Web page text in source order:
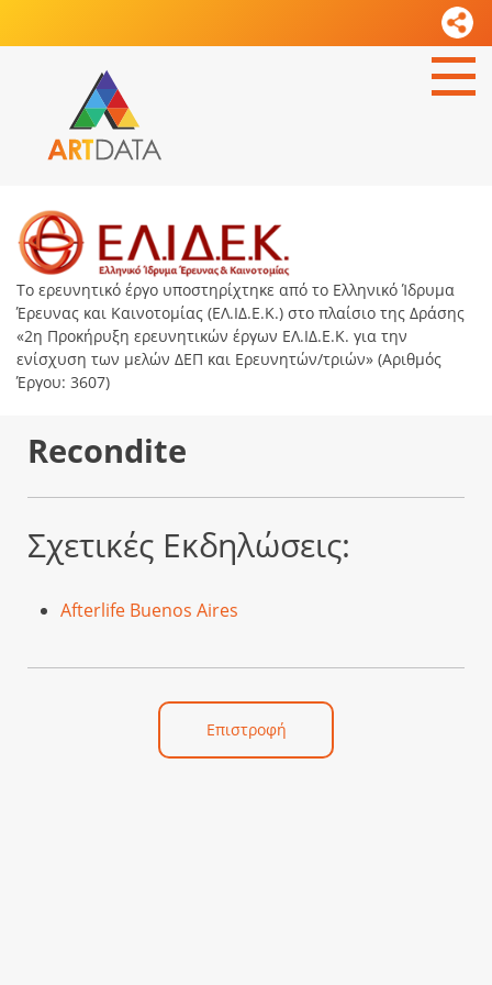
Το ερευνητικό έργο υποστηρίχτηκε από το Ελληνικό Ίδρυμα
Έρευνας και Καινοτομίας (ΕΛ.ΙΔ.Ε.Κ.) στο πλαίσιο της Δράσης
«2η Προκήρυξη ερευνητικών έργων ΕΛ.ΙΔ.Ε.Κ. για την
ενίσχυση των μελών ΔΕΠ και Ερευνητών/τριών» (Αριθμός
Έργου: 3607)
Recondite
Σχετικές Εκδηλώσεις:
Afterlife Buenos Aires
Επιστροφή